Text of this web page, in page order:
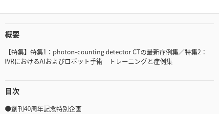
概要
【特集】特集1：photon-counting detector CTの最新症例集／特集2：
IVRにおけるAIおよびロボット手術 トレーニングと症例集
目次
●創刊40周年記念特別企画